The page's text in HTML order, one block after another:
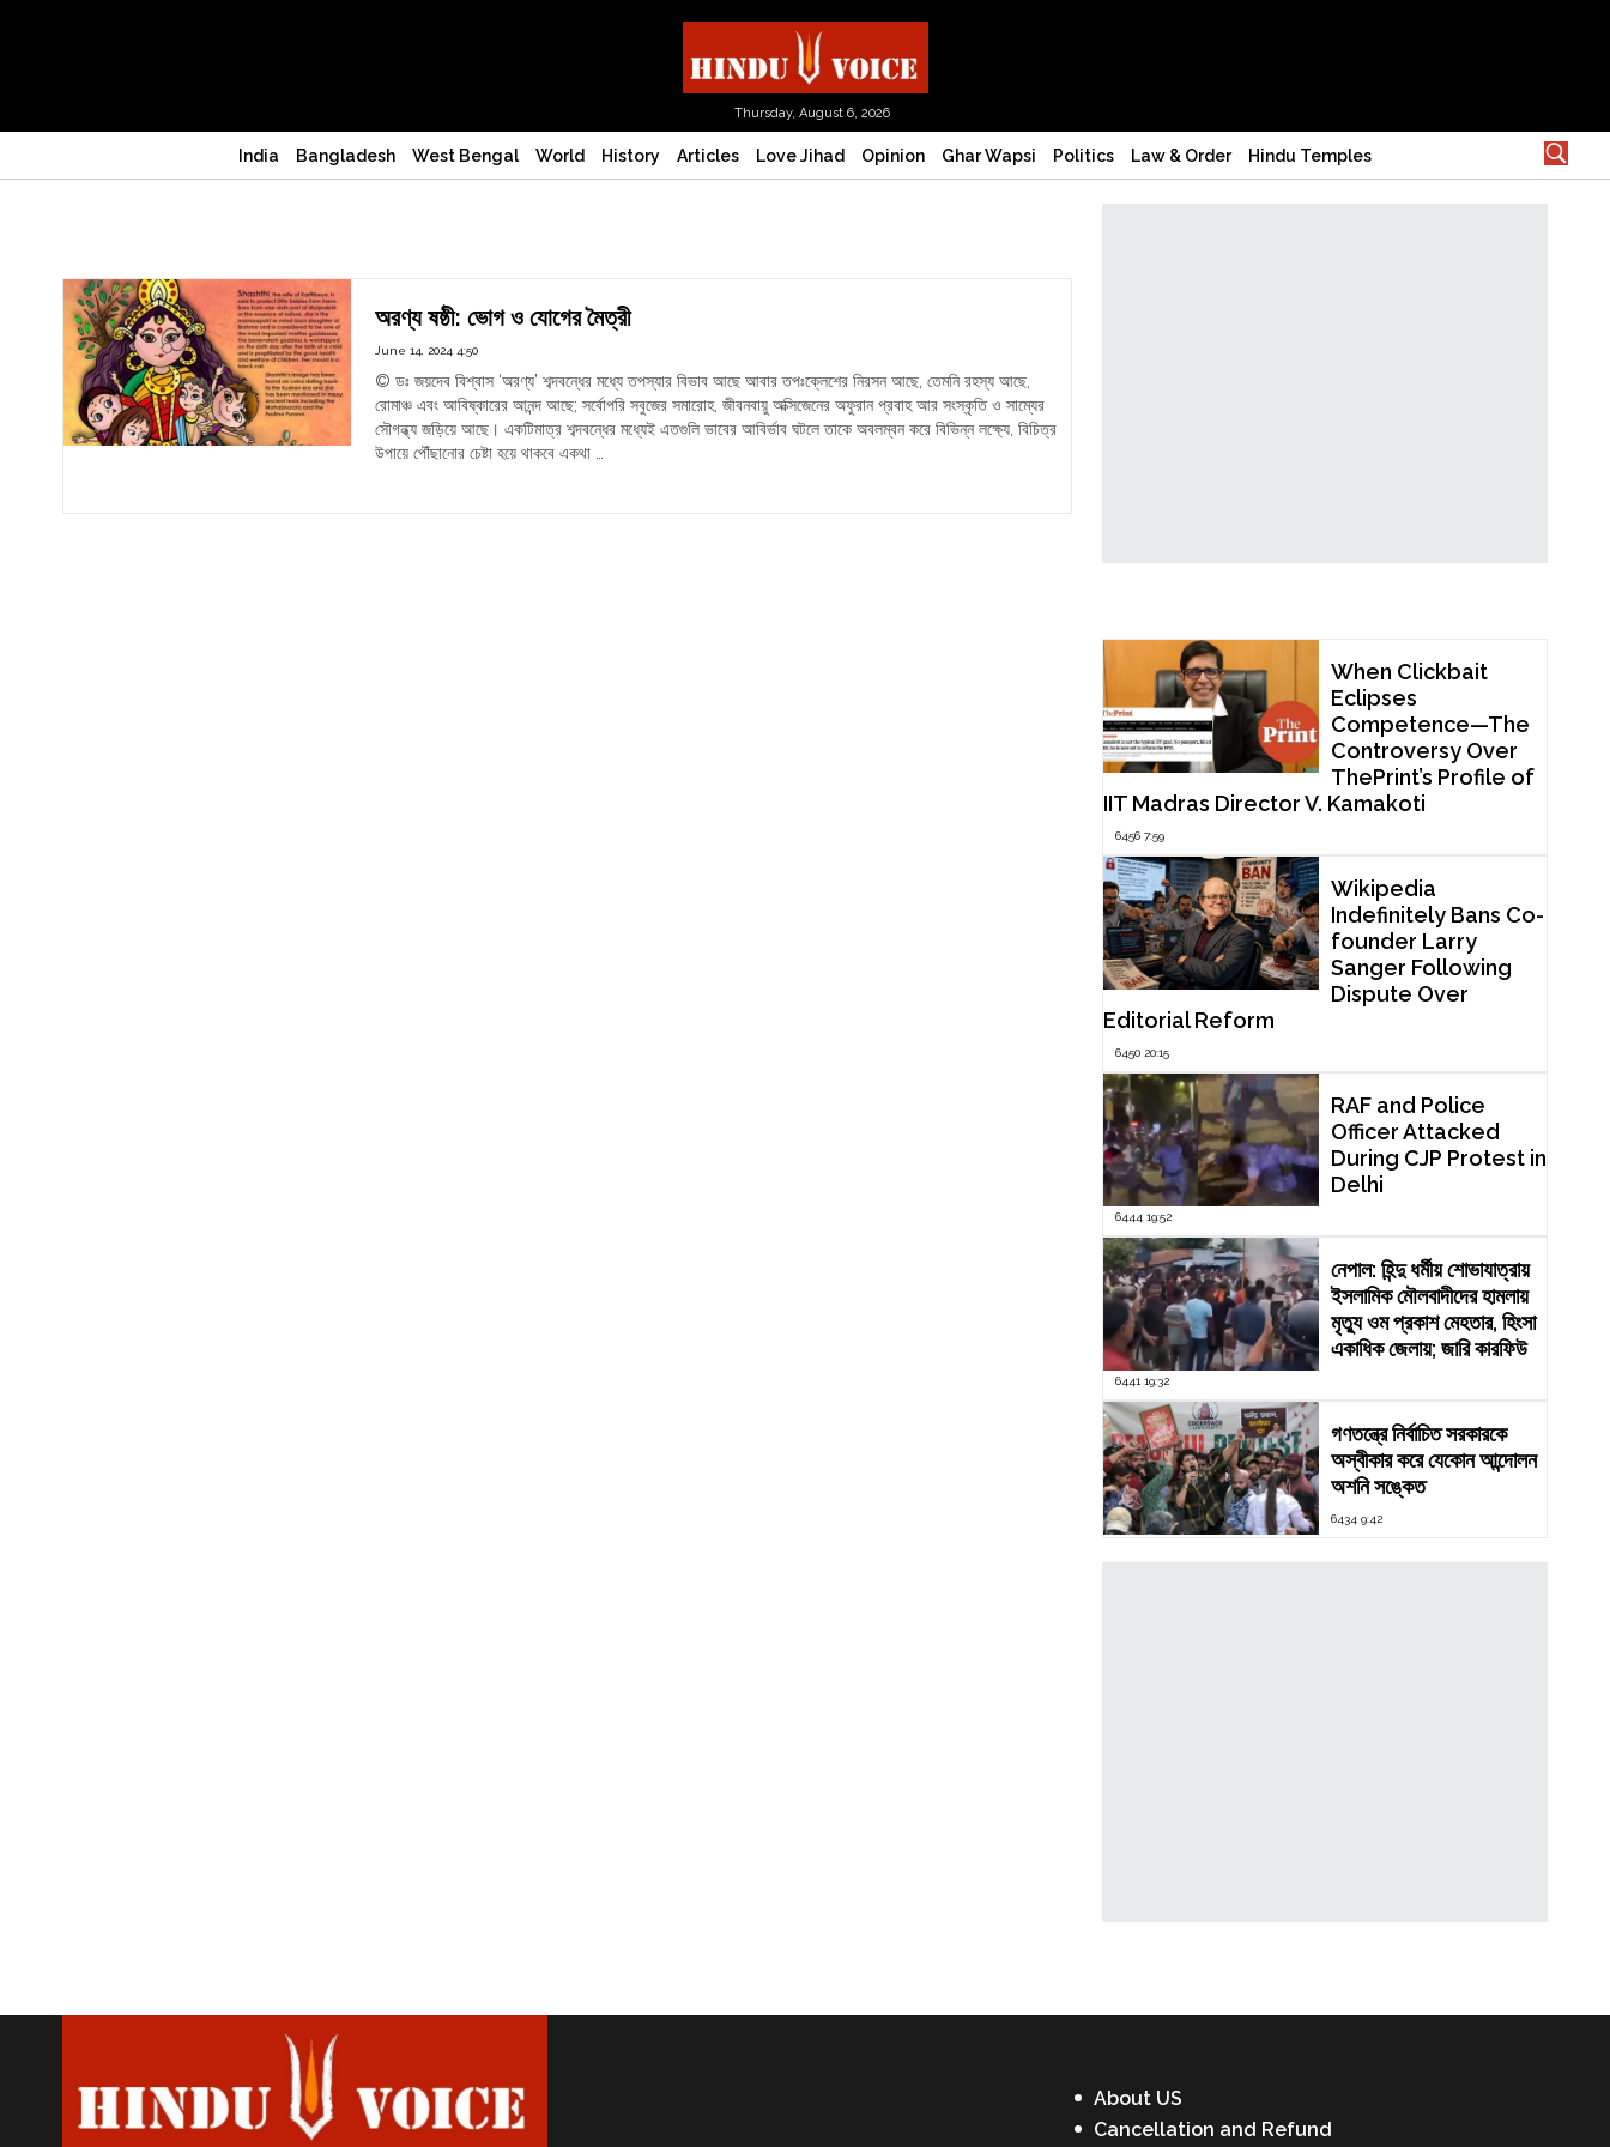
Thursday, August 6, 2026
India Bangladesh West Bengal World History Articles Love Jihad Opinion Ghar Wapsi Politics Law & Order Hindu Temples
অরণ্য ষষ্ঠী: ভোগ ও যোগের মৈত্রী
June 14, 2024 4:50
© ডঃ জয়দেব বিশ্বাস ‘অরণ্য’ শব্দবন্ধের মধ্যে তপস্যার বিভাব আছে আবার তপঃক্লেশের নিরসন আছে, তেমনি রহস্য আছে,
রোমাঞ্চ এবং আবিষ্কারের আনন্দ আছে; সর্বোপরি সবুজের সমারোহ, জীবনবায়ু অক্সিজেনের অফুরান প্রবাহ আর সংস্কৃতি ও সাম্যের
সৌগন্ধ্য জড়িয়ে আছে। একটিমাত্র শব্দবন্ধের মধ্যেই এতগুলি ভাবের আবির্ভাব ঘটলে তাকে অবলম্বন করে বিভিন্ন লক্ষ্যে, বিচিত্র
উপায়ে পৌঁছানোর চেষ্টা হয়ে থাকবে একথা …
When Clickbait
Eclipses
Competence—The
Controversy Over
ThePrint’s Profile of
IIT Madras Director V. Kamakoti
6456 7:59
Wikipedia
Indefinitely Bans Co-
founder Larry
Sanger Following
Dispute Over
Editorial Reform
6450 20:15
RAF and Police
Officer Attacked
During CJP Protest in
Delhi
6444 19:52
নেপাল: হিন্দু ধর্মীয় শোভাযাত্রায়
ইসলামিক মৌলবাদীদের হামলায়
মৃত্যু ওম প্রকাশ মেহতার, হিংসা
একাধিক জেলায়; জারি কারফিউ
6441 19:32
গণতন্ত্রে নির্বাচিত সরকারকে
অস্বীকার করে যেকোন আন্দোলন
অশনি সঙ্কেত
6434 9:42
About US
Cancellation and Refund